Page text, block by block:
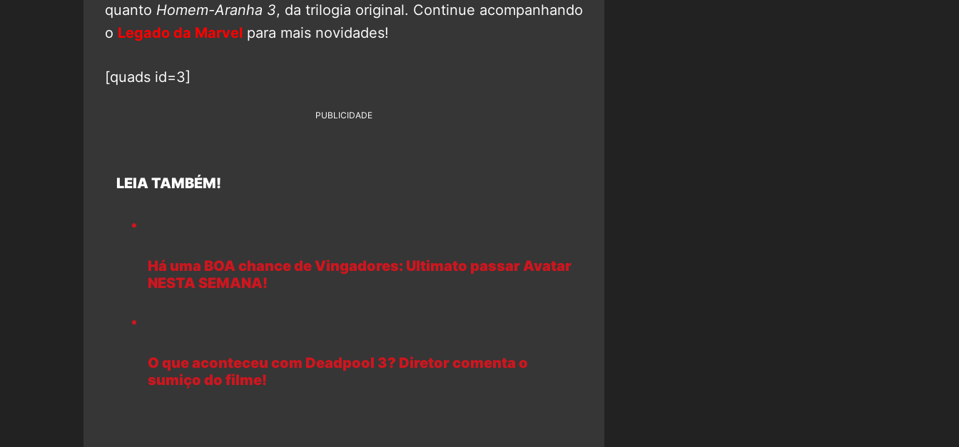
quanto Homem-Aranha 3, da trilogia original. Continue acompanhando
o Legado da Marvel para mais novidades!
[quads id=3]
PUBLICIDADE
LEIA TAMBÉM!
Há uma BOA chance de Vingadores: Ultimato passar Avatar
NESTA SEMANA!
O que aconteceu com Deadpool 3? Diretor comenta o
sumiço do filme!